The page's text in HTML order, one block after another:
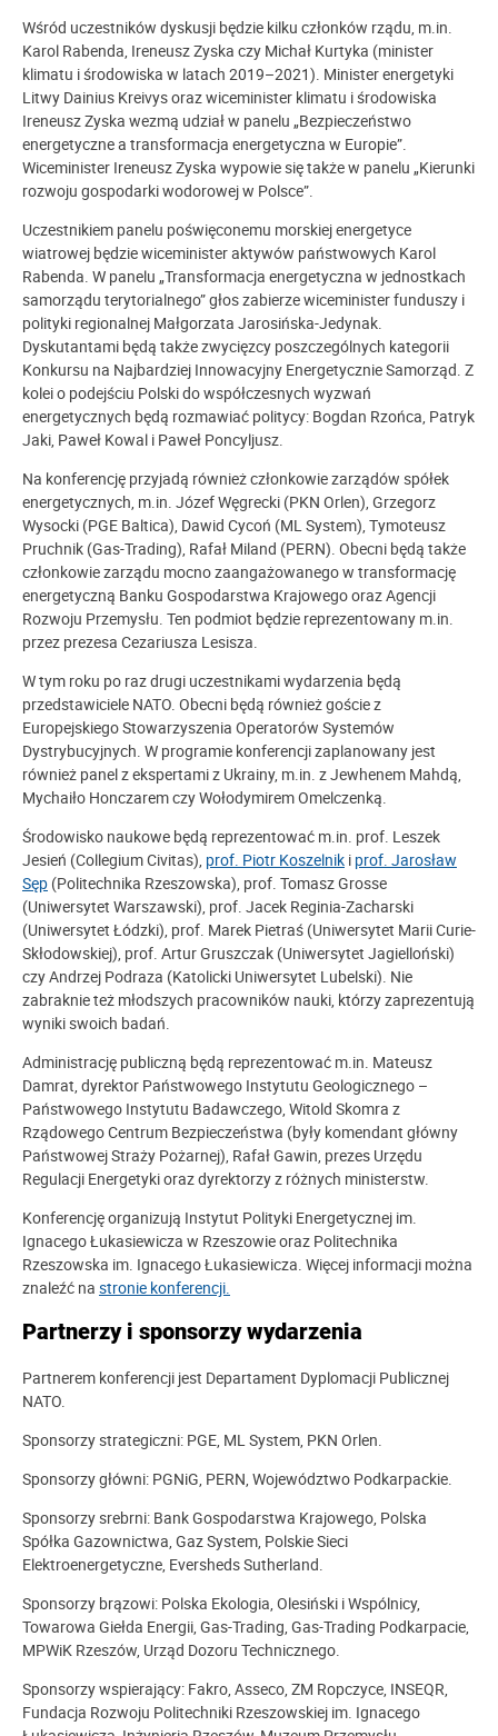
Wśród uczestników dyskusji będzie kilku członków rządu, m.in.
Karol Rabenda, Ireneusz Zyska czy Michał Kurtyka (minister
klimatu i środowiska w latach 2019–2021). Minister energetyki
Litwy Dainius Kreivys oraz wiceminister klimatu i środowiska
Ireneusz Zyska wezmą udział w panelu „Bezpieczeństwo
energetyczne a transformacja energetyczna w Europie”.
Wiceminister Ireneusz Zyska wypowie się także w panelu „Kierunki
rozwoju gospodarki wodorowej w Polsce”.
Uczestnikiem panelu poświęconemu morskiej energetyce
wiatrowej będzie wiceminister aktywów państwowych Karol
Rabenda. W panelu „Transformacja energetyczna w jednostkach
samorządu terytorialnego” głos zabierze wiceminister funduszy i
polityki regionalnej Małgorzata Jarosińska-Jedynak.
Dyskutantami będą także zwycięzcy poszczególnych kategorii
Konkursu na Najbardziej Innowacyjny Energetycznie Samorząd. Z
kolei o podejściu Polski do współczesnych wyzwań
energetycznych będą rozmawiać politycy: Bogdan Rzońca, Patryk
Jaki, Paweł Kowal i Paweł Poncyljusz.
Na konferencję przyjadą również członkowie zarządów spółek
energetycznych, m.in. Józef Węgrecki (PKN Orlen), Grzegorz
Wysocki (PGE Baltica), Dawid Cycoń (ML System), Tymoteusz
Pruchnik (Gas-Trading), Rafał Miland (PERN). Obecni będą także
członkowie zarządu mocno zaangażowanego w transformację
energetyczną Banku Gospodarstwa Krajowego oraz Agencji
Rozwoju Przemysłu. Ten podmiot będzie reprezentowany m.in.
przez prezesa Cezariusza Lesisza.
W tym roku po raz drugi uczestnikami wydarzenia będą
przedstawiciele NATO. Obecni będą również goście z
Europejskiego Stowarzyszenia Operatorów Systemów
Dystrybucyjnych. W programie konferencji zaplanowany jest
również panel z ekspertami z Ukrainy, m.in. z Jewhenem Mahdą,
Mychaiło Honczarem czy Wołodymirem Omelczenką.
Środowisko naukowe będą reprezentować m.in. prof. Leszek
Jesień (Collegium Civitas), prof. Piotr Koszelnik i prof. Jarosław
Sęp (Politechnika Rzeszowska), prof. Tomasz Grosse
(Uniwersytet Warszawski), prof. Jacek Reginia-Zacharski
(Uniwersytet Łódzki), prof. Marek Pietraś (Uniwersytet Marii Curie-
Skłodowskiej), prof. Artur Gruszczak (Uniwersytet Jagielloński)
czy Andrzej Podraza (Katolicki Uniwersytet Lubelski). Nie
zabraknie też młodszych pracowników nauki, którzy zaprezentują
wyniki swoich badań.
Administrację publiczną będą reprezentować m.in. Mateusz
Damrat, dyrektor Państwowego Instytutu Geologicznego –
Państwowego Instytutu Badawczego, Witold Skomra z
Rządowego Centrum Bezpieczeństwa (były komendant główny
Państwowej Straży Pożarnej), Rafał Gawin, prezes Urzędu
Regulacji Energetyki oraz dyrektorzy z różnych ministerstw.
Konferencję organizują Instytut Polityki Energetycznej im.
Ignacego Łukasiewicza w Rzeszowie oraz Politechnika
Rzeszowska im. Ignacego Łukasiewicza. Więcej informacji można
znaleźć na stronie konferencji.
Partnerzy i sponsorzy wydarzenia
Partnerem konferencji jest Departament Dyplomacji Publicznej
NATO.
Sponsorzy strategiczni: PGE, ML System, PKN Orlen.
Sponsorzy główni: PGNiG, PERN, Województwo Podkarpackie.
Sponsorzy srebrni: Bank Gospodarstwa Krajowego, Polska
Spółka Gazownictwa, Gaz System, Polskie Sieci
Elektroenergetyczne, Eversheds Sutherland.
Sponsorzy brązowi: Polska Ekologia, Olesiński i Wspólnicy,
Towarowa Giełda Energii, Gas-Trading, Gas-Trading Podkarpacie,
MPWiK Rzeszów, Urząd Dozoru Technicznego.
Sponsorzy wspierający: Fakro, Asseco, ZM Ropczyce, INSEQR,
Fundacja Rozwoju Politechniki Rzeszowskiej im. Ignacego